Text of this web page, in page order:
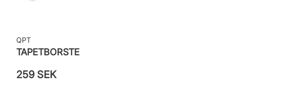
QPT
TAPETBORSTE
259 SEK